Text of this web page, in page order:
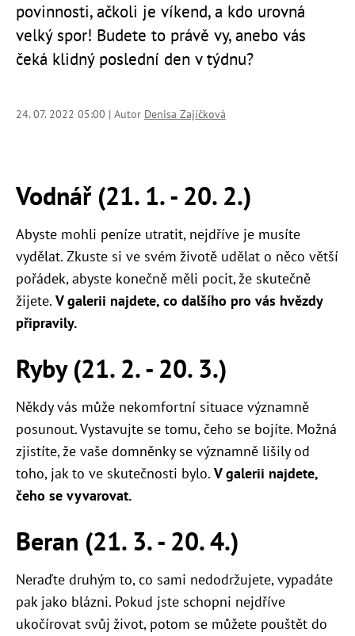
povinnosti, ačkoli je víkend, a kdo urovná
velký spor! Budete to právě vy, anebo vás
čeká klidný poslední den v týdnu?
24. 07. 2022 05:00 | Autor Denisa Zajíčková
Vodnář (21. 1. - 20. 2.)
Abyste mohli peníze utratit, nejdříve je musíte
vydělat. Zkuste si ve svém životě udělat o něco větší
pořádek, abyste konečně měli pocit, že skutečně
žijete. V galerii najdete, co dalšího pro vás hvězdy
připravily.
Ryby (21. 2. - 20. 3.)
Někdy vás může nekomfortní situace významně
posunout. Vystavujte se tomu, čeho se bojíte. Možná
zjistíte, že vaše domněnky se významně lišily od
toho, jak to ve skutečnosti bylo. V galerii najdete,
čeho se vyvarovat.
Beran (21. 3. - 20. 4.)
Neraďte druhým to, co sami nedodržujete, vypadáte
pak jako blázni. Pokud jste schopni nejdříve
ukočírovat svůj život, potom se můžete pouštět do